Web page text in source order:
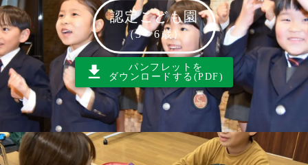
認定こども園
（3～6歳）
パンフレットを
ダウンロードする(PDF)